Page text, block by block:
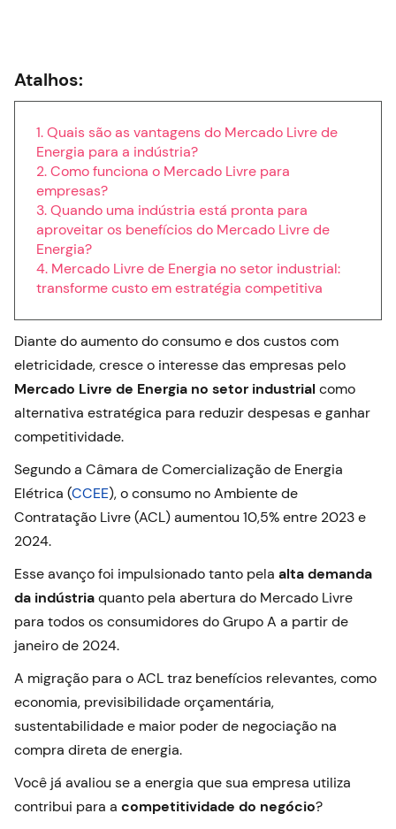
Atalhos:
Quais são as vantagens do Mercado Livre de
Energia para a indústria?
Como funciona o Mercado Livre para
empresas?
Quando uma indústria está pronta para
aproveitar os benefícios do Mercado Livre de
Energia?
Mercado Livre de Energia no setor industrial:
transforme custo em estratégia competitiva
Diante do aumento do consumo e dos custos com
eletricidade, cresce o interesse das empresas pelo
Mercado Livre de Energia no setor industrial como
alternativa estratégica para reduzir despesas e ganhar
competitividade.
Segundo a Câmara de Comercialização de Energia
Elétrica (CCEE), o consumo no Ambiente de
Contratação Livre (ACL) aumentou 10,5% entre 2023 e
2024.
Esse avanço foi impulsionado tanto pela alta demanda
da indústriaquanto pela abertura do Mercado Livre
para todos os consumidores do Grupo A a partir de
janeiro de 2024.
A migração para o ACL traz benefícios relevantes, como
economia, previsibilidade orçamentária,
sustentabilidade e maior poder de negociação na
compra direta de energia.
Você já avaliou se a energia que sua empresa utiliza
contribui para a competitividade do negócio?